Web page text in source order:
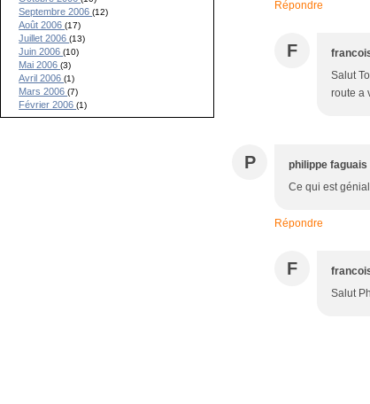
Septembre 2006(12)
Août 2006(17)
Juillet 2006(13)
Juin 2006(10)
Mai 2006(3)
Avril 2006(1)
Mars 2006(7)
Février 2006(1)
Répondre
F
Salut
route a
P philippe faguais
Ce qui est
Répondre
F
Salut